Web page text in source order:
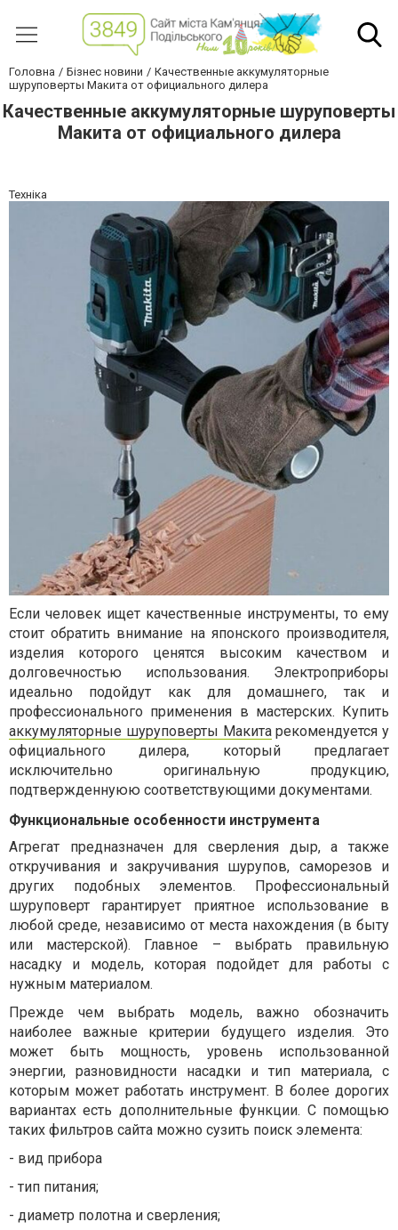
Головна Бізнес новини
Качественные аккумуляторные
шуруповерты Макита от официального дилера
Качественные аккумуляторные шуруповерты
Макита от официального дилера
Техніка
Если человек ищет качественные инструменты, то ему
стоит обратить внимание на японского производителя,
изделия которого ценятся высоким качеством и
долговечностью использования. Электроприборы
идеально подойдут как для домашнего, так и
профессионального применения в мастерских. Купить
аккумуляторные шуруповерты Макитарекомендуется у
официального дилера, который предлагает
исключительно оригинальную продукцию,
подтвержденнуюю соответствующими документами.
Функциональные особенности инструмента
Агрегат предназначен для сверления дыр, а также
откручивания и закручивания шурупов, саморезов и
других подобных элементов. Профессиональный
шуруповерт гарантирует приятное использование в
любой среде, независимо от места нахождения (в быту
или мастерской). Главное – выбрать правильную
насадку и модель, которая подойдет для работы с
нужным материалом.
Прежде чем выбрать модель, важно обозначить
наиболее важные критерии будущего изделия. Это
может быть мощность, уровень использованной
энергии, разновидности насадки и тип материала, с
которым может работать инструмент. В более дорогих
вариантах есть дополнительные функции. С помощью
таких фильтров сайта можно сузить поиск элемента:
- вид прибора
- тип питания;
- диаметр полотна и сверления;